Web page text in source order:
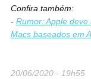
Confira também:
- Rumor: Apple
Macs baseados em
20/06/2020 - 19h55